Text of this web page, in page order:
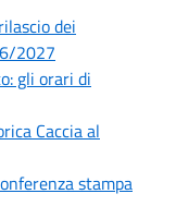
dei
2027
gli orari di
Caccia al
stampa